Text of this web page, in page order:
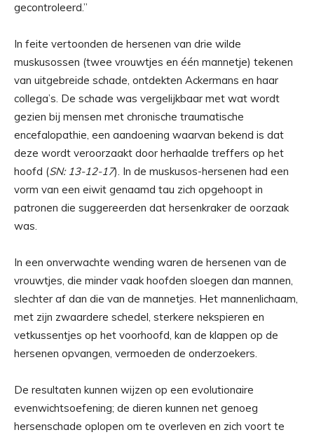
gecontroleerd.”
In feite vertoonden de hersenen van drie wilde
muskusossen (twee vrouwtjes en één mannetje) tekenen
van uitgebreide schade, ontdekten Ackermans en haar
collega’s. De schade was vergelijkbaar met wat wordt
gezien bij mensen met chronische traumatische
encefalopathie, een aandoening waarvan bekend is dat
deze wordt veroorzaakt door herhaalde treffers op het
hoofd (SN: 13-12-17). In de muskusos-hersenen had een
vorm van een eiwit genaamd tau zich opgehoopt in
patronen die suggereerden dat hersenkraker de oorzaak
was.
In een onverwachte wending waren de hersenen van de
vrouwtjes, die minder vaak hoofden sloegen dan mannen,
slechter af dan die van de mannetjes. Het mannenlichaam,
met zijn zwaardere schedel, sterkere nekspieren en
vetkussentjes op het voorhoofd, kan de klappen op de
hersenen opvangen, vermoeden de onderzoekers.
De resultaten kunnen wijzen op een evolutionaire
evenwichtsoefening; de dieren kunnen net genoeg
hersenschade oplopen om te overleven en zich voort te